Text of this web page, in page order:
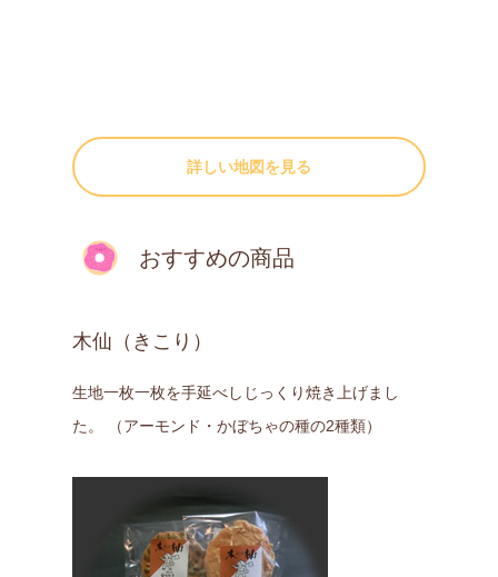
詳しい地図を見る
おすすめの商品
木仙（きこり）
生地一枚一枚を手延べしじっくり焼き上げまし
た。 （アーモンド・かぼちゃの種の2種類）